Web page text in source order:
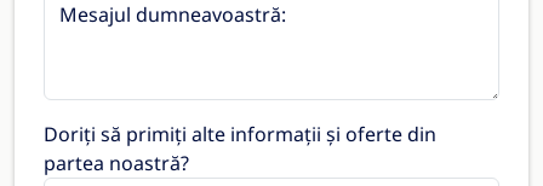
Mesajul dumneavoastră:
Doriți să primiți alte informații și oferte din
partea noastră?